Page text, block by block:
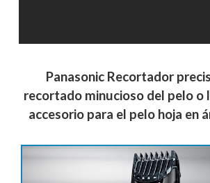
Panasonic Recortador
recortado minucioso del pelo o
accesorio para el pelo hoja en